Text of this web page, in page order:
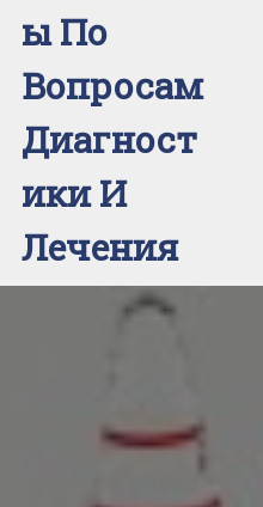
Ы По
Вопросам
Диагност
Ики И
Лечения